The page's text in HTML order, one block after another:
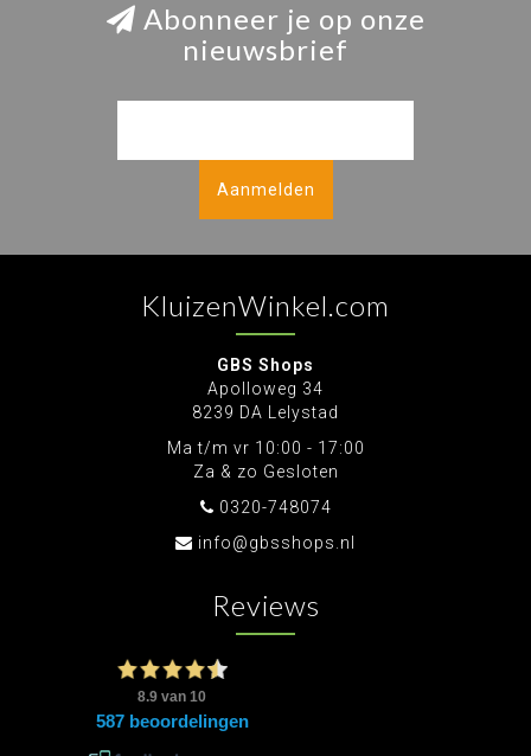
Abonneer je op onze
nieuwsbrief
Aanmelden
KluizenWinkel.com
GBS Shops
Apolloweg 34
8239 DA Lelystad
Ma t/m vr 10:00 - 17:00
Za & zo Gesloten
0320-748074
info@gbsshops.nl
Reviews